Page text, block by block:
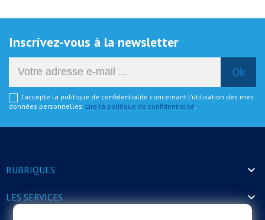
Inscrivez-vous à la newsletter
J'accepte la politique de confidentialité concernant l'utilisation des mes
données personnelles. Lire la politique de confidentialité
RUBRIQUES 
LES SERVICES 